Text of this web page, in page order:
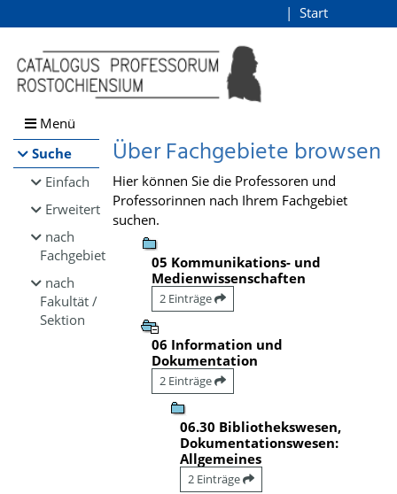
Browsen
direkt zum Inhalt
Start
Menü
Suche
Einfach
Erweitert
nach
Fachgebiet
nach
Fakultät /
Sektion
Über Fachgebiete browsen
Hier können Sie die Professoren und
Professorinnen nach Ihrem Fachgebiet
suchen.
05 Kommunikations- und
Medienwissenschaften
2 Einträge
06 Information und
Dokumentation
2 Einträge
06.30 Bibliothekswesen,
Dokumentationswesen:
Allgemeines
2 Einträge